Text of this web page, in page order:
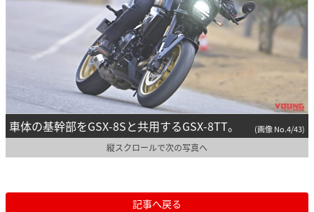
車体の基幹部をGSX-8Sと共用するGSX-8TT。 (画像 No.4/43)
縦スクロールで次の写真へ
記事へ戻る